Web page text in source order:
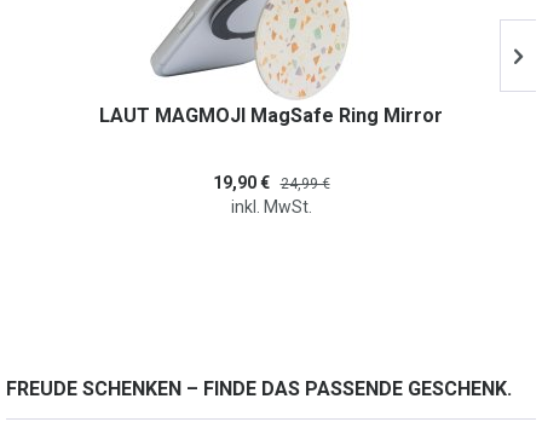
LAUT MAGMOJI MagSafe Ring Mirror
19,90 € 24,99 €
inkl. MwSt.
FREUDE SCHENKEN – FINDE DAS PASSENDE GESCHENK.